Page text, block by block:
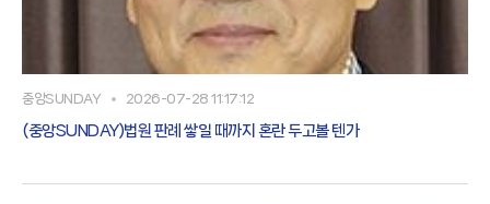
중앙SUNDAY 2026-07-28 11:17:12
(중앙SUNDAY)법원 판례 쌓일 때까지 혼란 두고볼 텐가